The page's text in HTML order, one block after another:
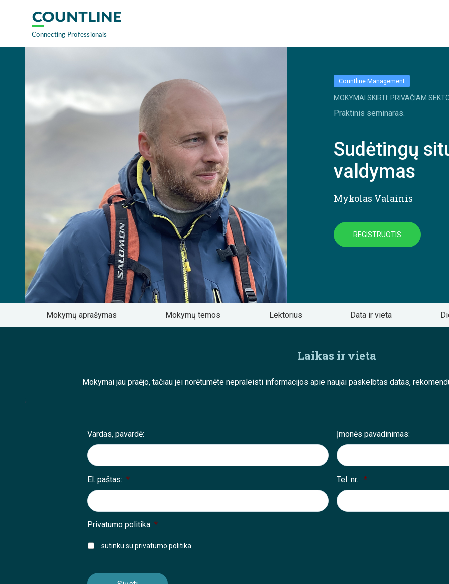
Countline Management
MOKYMAI SKIRTI: PRIVAČIAM
Praktinis seminaras.
Sudėtingų
valdymas
Mykolas Valainis
REGISTRUOTIS
Mokymų aprašymas Mokymų temos Lektorius Data ir vieta
Laikas ir vieta
Mokymai jau praėjo, tačiau jei norėtumėte nepraleisti informacijos apie naujai paskelbtas datas,
;
Vardas, pavardė: Įmonės pavadinimas:
El. paštas: * Tel. nr.: *
Privatumo politika *
sutinku suprivatumo politika